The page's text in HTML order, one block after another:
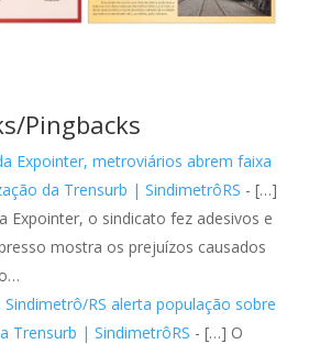
Pingbacks
Expointer, metroviários abrem faixa
da Trensurb | SindimetrôRS - […]
Expointer, o sindicato fez adesivos e
mostra os prejuízos causados
Sindimetrô/RS alerta população sobre
Trensurb | SindimetrôRS - […] O